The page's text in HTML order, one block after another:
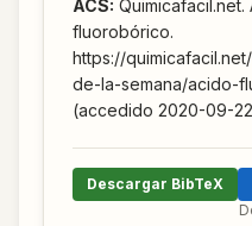
ACS: Quimicafacil.net.
fluorobórico.
https://
de-la-semana/acido-
(accedido 2020-09-
Descargar BibTeX